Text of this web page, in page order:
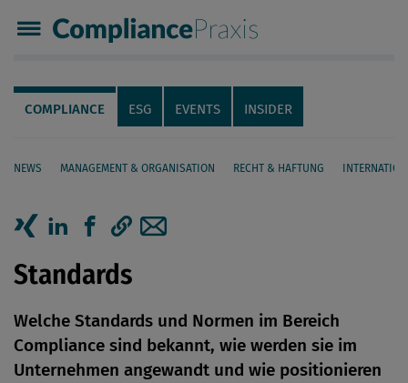
Compliance Praxis
Servicenavigation
Navigation
COMPLIANCE ESG EVENTS INSIDER
NEWS MANAGEMENT & ORGANISATION RECHT & HAFTUNG
Seiteninhalt
Standards
Welche Standards und Normen im Bereich
Compliance sind bekannt, wie werden sie im
Unternehmen angewandt und wie positionieren